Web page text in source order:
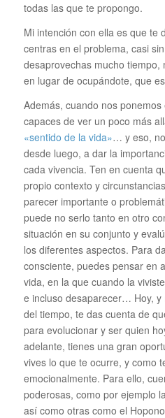
todas las que te propongo.
Mi intención con ella es que te
centras en el problema, casi
desaprovechas mucho
en lugar de ocupándote, que
Además, cuando nos
capaces de ver un poco más
«sentido de la vida»… y eso,
desde luego, a dar la
cada vivencia. Ten en cuenta
propio contexto y
parecer importante o
puede no serlo tanto en otro
situación en su conjunto y
los diferentes aspectos. Para
consciente, puedes pensar en
vida, en la que cuando la
e incluso desaparecer… Hoy, y
del tiempo, te das cuenta de
para evolucionar y ser quien
adelante, tienes una gran
vives lo que te ocurre, y como
emocionalmente. Para ello,
poderosas, como por ejemplo
así como otras como el